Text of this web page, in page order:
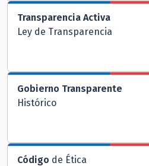
Transparencia Activa
Ley de Transparencia
Gobierno Transparente
Histórico
Código de Ética